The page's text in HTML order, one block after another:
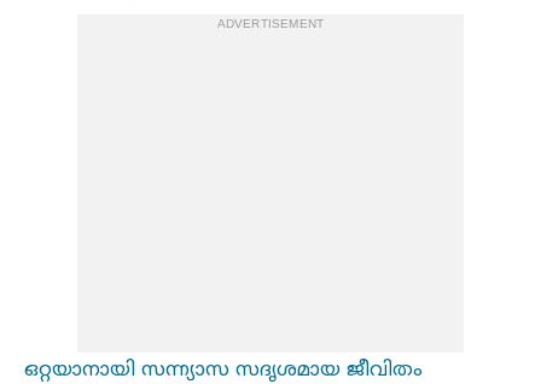
ADVERTISEMENT
ഒറ്റയാനായി സന്ന്യാസ സദൃശമായ ജീവിതം